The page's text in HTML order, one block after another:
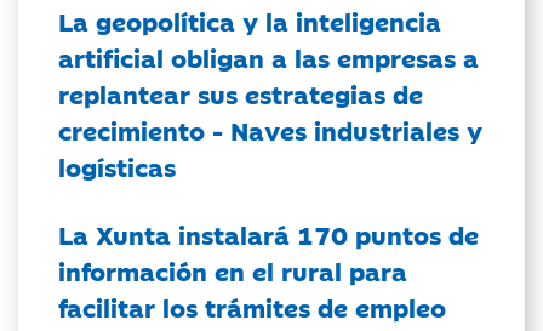
La geopolítica y la inteligencia
artificial obligan a las empresas a
replantear sus estrategias de
crecimiento - Naves industriales y
logísticas
La Xunta instalará 170 puntos de
información en el rural para
facilitar los trámites de empleo